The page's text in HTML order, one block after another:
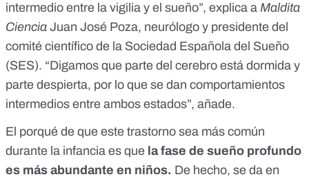
intermedio entre la vigilia y el sueño”, explica a Maldita
Ciencia Juan José Poza, neurólogo y presidente del
comité científico de la Sociedad Española del Sueño
(SES). “Digamos que parte del cerebro está dormida y
parte despierta, por lo que se dan comportamientos
intermedios entre ambos estados”, añade.
El porqué de que este trastorno sea más común
durante la infancia es que la fase de sueño profundo
es más abundante en niños. De hecho, se da en